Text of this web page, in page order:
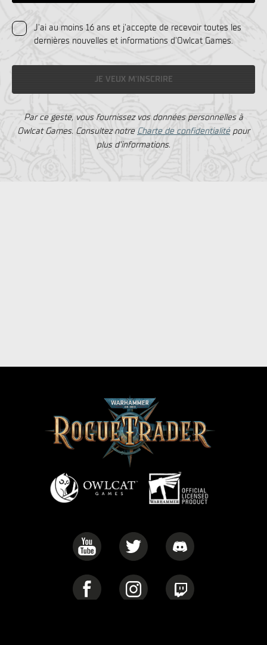
JE VEUX M'INSCRIRE
J'ai au moins 16 ans et j'accepte de recevoir toutes les
dernières nouvelles et informations d'Owlcat Games.
Par ce geste, vous fournissez vos données personnelles à
Owlcat Games. Consultez notre Charte de confidentialitépour
plus d'informations.